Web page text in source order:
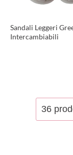
Sandali Leggeri
Intercambiabili